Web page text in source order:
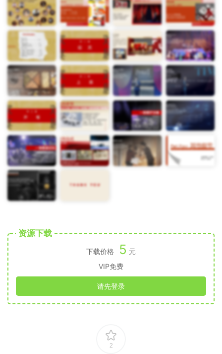
资源下载
下载价格 5 元
VIP免费
请先登录
2